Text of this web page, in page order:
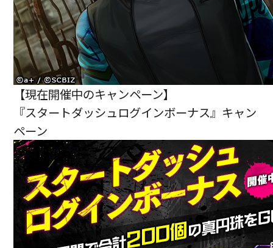
【現在開催中のキャンペーン】
『スタートダッシュログインボーナス』キャン
ペーン